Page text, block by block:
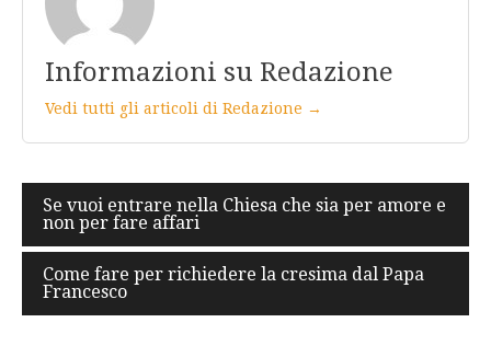
Informazioni su Redazione
Vedi tutti gli articoli di Redazione →
Navigazione
articoli
Se vuoi entrare nella Chiesa che sia per amore e
non per fare affari
Come fare per richiedere la cresima dal Papa
Francesco